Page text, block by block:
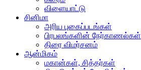
விளையாட்டு
சினிமா
அரிய புகைப்படங்கள்
பிரபலங்களின் நேர்காணல்கள்
திரை விமர்சனம்
ஆன்மிகம்
மகான்கள், சித்தர்கள்